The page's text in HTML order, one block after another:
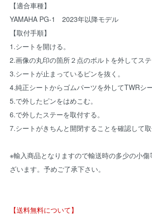
【適合車種】
YAMAHA PG-1 2023年以降モデル
【取付手順】
1.シートを開ける。
2.画像の丸印の箇所２点のボルトを外してステ
3.シートが止まっているピンを抜く。
4.純正シートからゴムパーツを外してTWRシ
5.で外したピンをはめこむ。
6.で外したステーを取付する。
7.シートがきちんと開閉することを確認して取
※輸入商品となりますので輸送時の多少の小
ざいます。予めご了承下さい。
【送料無料について】